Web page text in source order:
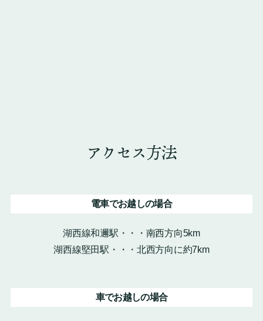
アクセス方法
電車でお越しの場合
湖西線和邇駅・・・南西方向5km
湖西線堅田駅・・・北西方向に約7km
車でお越しの場合